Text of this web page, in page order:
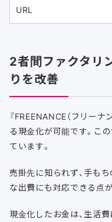
URL
2者間ファクタリ
りを改善
『FREENANCE（フリー
る現金化が可能です。こ
ています。
売掛先に知られず、手も
な出費にも対応できる点
現金化したお金は、生活